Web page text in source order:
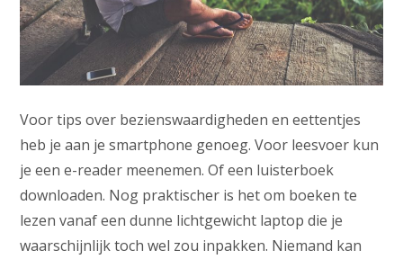
Voor tips over bezienswaardigheden en eettentjes
heb je aan je smartphone genoeg. Voor leesvoer kun
je een e-reader meenemen. Of een luisterboek
downloaden. Nog praktischer is het om boeken te
lezen vanaf een dunne lichtgewicht laptop die je
waarschijnlijk toch wel zou inpakken. Niemand kan